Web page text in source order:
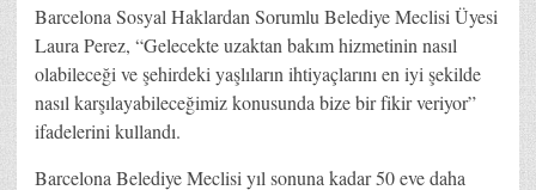
Barcelona Sosyal Haklardan Sorumlu Belediye Meclisi Üyesi
Laura Perez, “Gelecekte uzaktan bakım hizmetinin nasıl
olabileceği ve şehirdeki yaşlıların ihtiyaçlarını en iyi şekilde
nasıl karşılayabileceğimiz konusunda bize bir fikir veriyor”
ifadelerini kullandı.
Barcelona Belediye Meclisi yıl sonuna kadar 50 eve daha